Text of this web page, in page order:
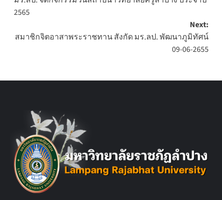
navigation
2565
Next:
สมาชิกจิตอาสาพระราชทาน สังกัด มร.ลป. พัฒนาภูมิทัศน์
09-06-2655